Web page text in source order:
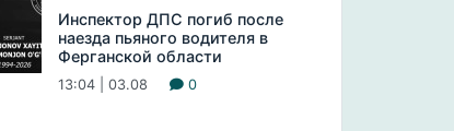
Инспектор ДПС погиб после
наезда пьяного водителя в
Ферганской области
13:04 | 03.08 0